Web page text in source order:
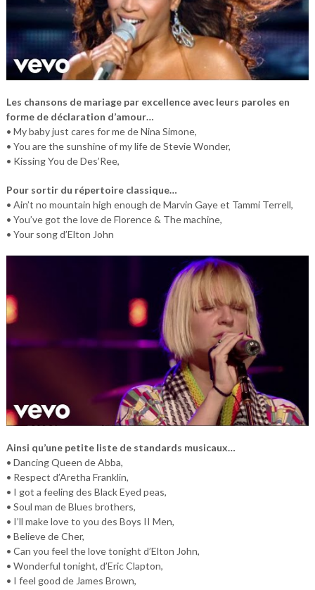
Les chansons de mariage par excellence avec leurs paroles en
forme de déclaration d’amour…
• My baby just cares for me de Nina Simone,
• You are the sunshine of my life de Stevie Wonder,
• Kissing You de Des’Ree,
Pour sortir du répertoire classique…
• Ain’t no mountain high enough de Marvin Gaye et Tammi Terrell,
• You’ve got the love de Florence & The machine,
• Your song d’Elton John
Ainsi qu’une petite liste de standards musicaux…
• Dancing Queen de Abba,
• Respect d’Aretha Franklin,
• I got a feeling des Black Eyed peas,
• Soul man de Blues brothers,
• I’ll make love to you des Boys II Men,
• Believe de Cher,
• Can you feel the love tonight d’Elton John,
• Wonderful tonight, d’Eric Clapton,
• I feel good de James Brown,